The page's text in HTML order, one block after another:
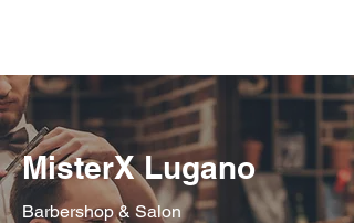
MisterX Lugano
Barbershop & Salon